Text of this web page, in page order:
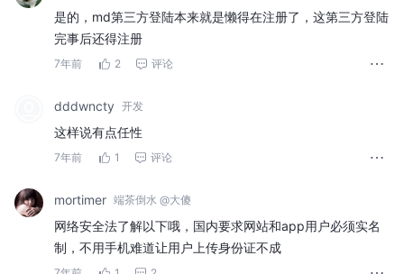
是的，md第三方登陆本来就是懒得在注册了，这第三方登陆
完事后还得注册
7年前 2 评论
dddwncty 开发
这样说有点任性
7年前 1 评论
mortimer 端茶倒水 @大傻
网络安全法了解以下哦，国内要求网站和app用户必须实名
制，不用手机难道让用户上传身份证不成